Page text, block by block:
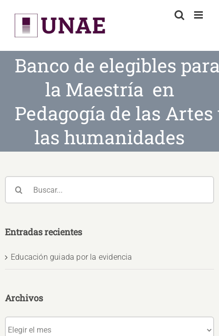
content
Banco de elegibles
la Maestría en
Pedagogía de las Artes
las humanidades
Entradas recientes
Educación guiada por la evidencia
Archivos